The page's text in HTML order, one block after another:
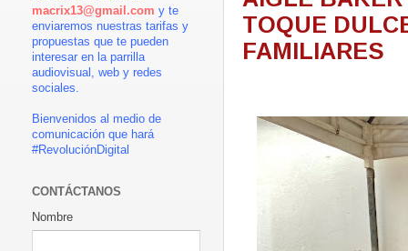
TOQUE
FAMILIARES
macrix13@gmail.com y te
enviaremos nuestras tarifas y
propuestas que te pueden
interesar en la parrilla
audiovisual, web y redes
sociales.
Bienvenidos al medio de
comunicación que hará
#RevoluciónDigital
CONTÁCTANOS
Nombre